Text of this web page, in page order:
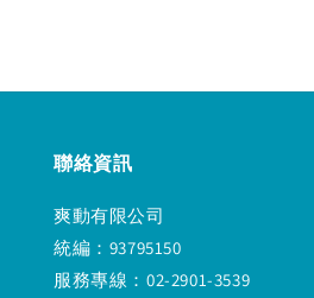
聯絡資訊
爽動有限公司
統編：93795150
服務專線：02-2901-3539